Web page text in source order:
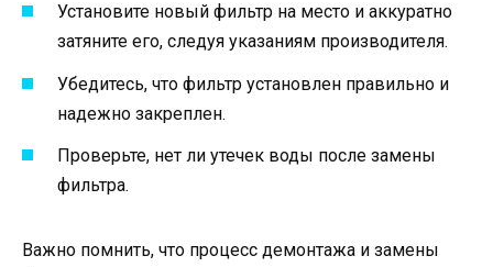
Установите новый фильтр на место и аккуратно
затяните его, следуя указаниям производителя.
Убедитесь, что фильтр установлен правильно и
надежно закреплен.
Проверьте, нет ли утечек воды после замены
фильтра.
Важно помнить, что процесс демонтажа и замены